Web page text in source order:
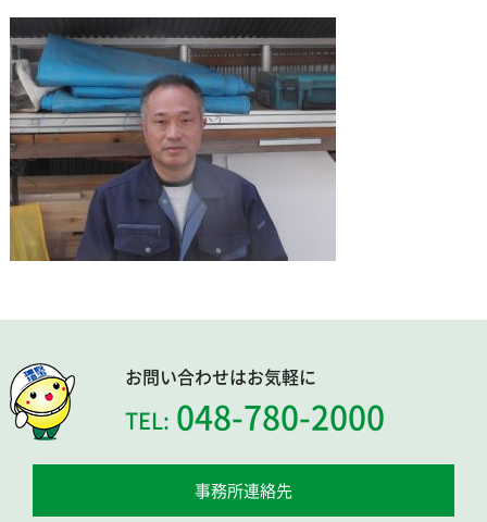
お問い合わせはお気軽に
TEL: 048-780-2000
事務所連絡先